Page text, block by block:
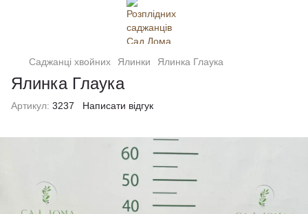
Саджанці хвойних Ялинки Ялинка Глаука
Ялинка Глаука
Артикул: 3237 Написати відгук